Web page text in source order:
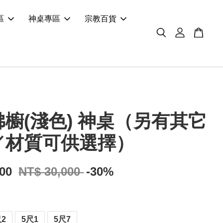
神桌專區 宗教百貨
櫥(淺色) 神桌（另有其它
質可供選擇）
NT$ 30,000 -30%
2 5尺1 5尺7